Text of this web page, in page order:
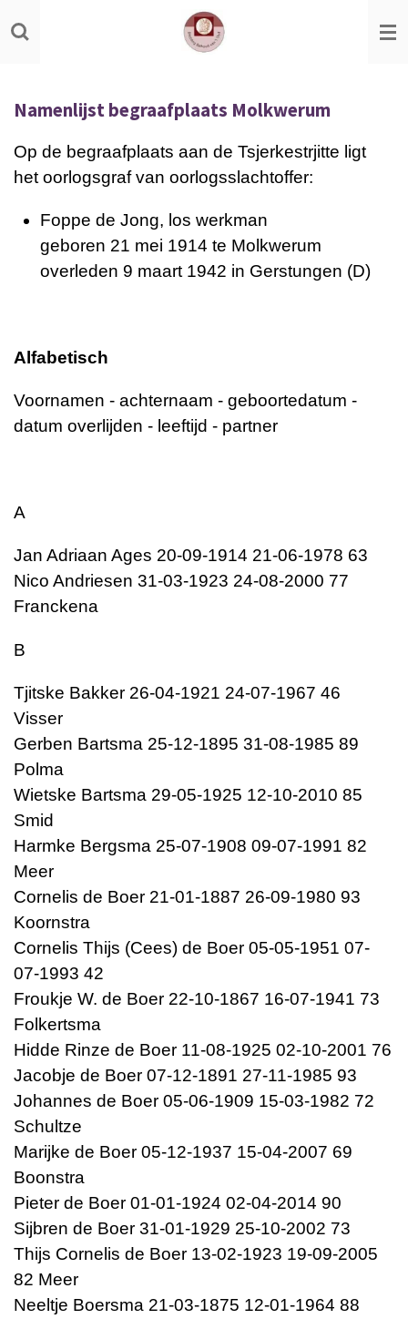
Ga
direct
hoofdinhoud
Namenlijst begraafplaats Molkwerum
Op de begraafplaats aan de Tsjerkestrjitte ligt
het oorlogsgraf van oorlogsslachtoffer:
Foppe de Jong, los werkman
geboren 21 mei 1914 te Molkwerum
overleden 9 maart 1942 in Gerstungen (D)
Alfabetisch
Voornamen - achternaam - geboortedatum -
datum overlijden - leeftijd - partner
A
Jan Adriaan Ages 20-09-1914 21-06-1978 63
Nico Andriesen 31-03-1923 24-08-2000 77
Franckena
B
Tjitske Bakker 26-04-1921 24-07-1967 46
Visser
Gerben Bartsma 25-12-1895 31-08-1985 89
Polma
Wietske Bartsma 29-05-1925 12-10-2010 85
Smid
Harmke Bergsma 25-07-1908 09-07-1991 82
Meer
Cornelis de Boer 21-01-1887 26-09-1980 93
Koornstra
Cornelis Thijs (Cees) de Boer 05-05-1951 07-
07-1993 42
Froukje W. de Boer 22-10-1867 16-07-1941 73
Folkertsma
Hidde Rinze de Boer 11-08-1925 02-10-2001 76
Jacobje de Boer 07-12-1891 27-11-1985 93
Johannes de Boer 05-06-1909 15-03-1982 72
Schultze
Marijke de Boer 05-12-1937 15-04-2007 69
Boonstra
Pieter de Boer 01-01-1924 02-04-2014 90
Sijbren de Boer 31-01-1929 25-10-2002 73
Thijs Cornelis de Boer 13-02-1923 19-09-2005
82 Meer
Neeltje Boersma 21-03-1875 12-01-1964 88